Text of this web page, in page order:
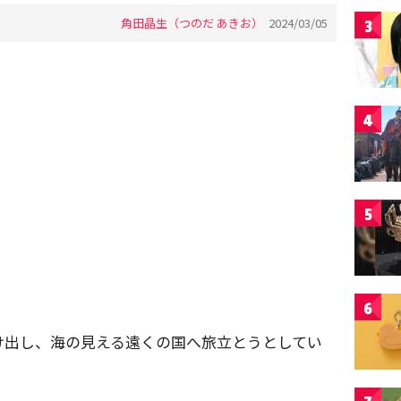
角田晶生（つのだ あきお） 2024/03/05
し、海の見える遠くの国へ旅立とうとしてい
3
4
5
6